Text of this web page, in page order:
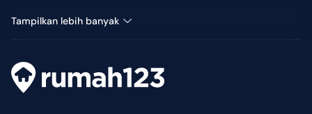
Tampilkan lebih banyak